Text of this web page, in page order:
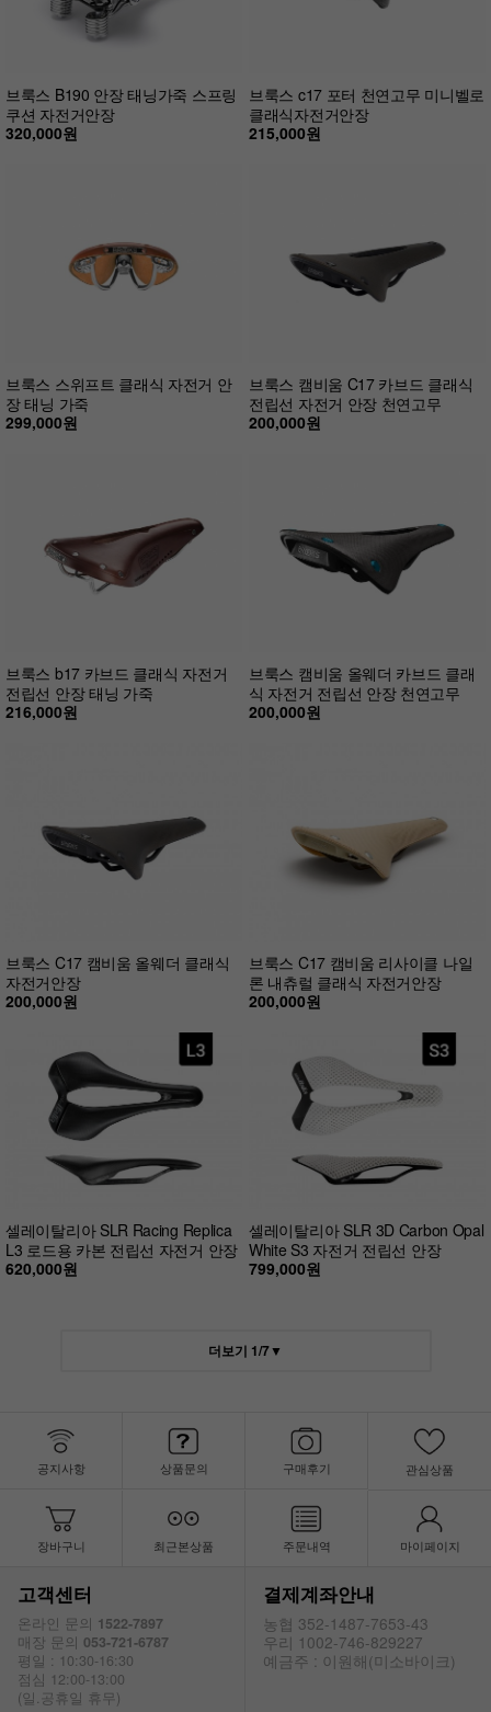
브룩스 B190 안장 태닝가죽 스프링
쿠션 자전거안장
320,000원
브룩스 c17 포터 천연고무 미니벨로
클래식자전거안장
215,000원
브룩스 스위프트 클래식 자전거 안
장 태닝 가죽
299,000원
브룩스 캠비움 C17 카브드 클래식
전립선 자전거 안장 천연고무
200,000원
브룩스 b17 카브드 클래식 자전거
전립선 안장 태닝 가죽
216,000원
브룩스 캠비움 올웨더 카브드 클래
식 자전거 전립선 안장 천연고무
200,000원
브룩스 C17 캠비움 올웨더 클래식
자전거안장
200,000원
브룩스 C17 캠비움 리사이클 나일
론 내츄럴 클래식 자전거안장
200,000원
셀레이탈리아 SLR Racing Replica
L3 로드용 카본 전립선 자전거 안장
620,000원
셀레이탈리아 SLR 3D Carbon Opal
White S3 자전거 전립선 안장
799,000원
더보기 1/7▼
공지사항 상품문의 구매후기 관심상품
장바구니 최근본상품 주문내역 마이페이지
고객센터
온라인 문의 1522-7897
매장 문의 053-721-6787
평일 : 10:30-16:30
점심 12:00-13:00
(일.공휴일 휴무)
결제계좌안내
농협 352-1487-7653-43
우리 1002-746-829227
예금주 : 이원해(미소바이크)